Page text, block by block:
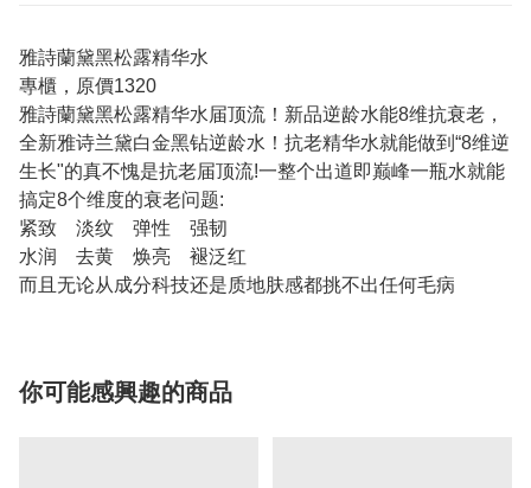
雅詩蘭黛黑松露精华水
專櫃，原價1320
雅詩蘭黛黑松露精华水届顶流！新品逆龄水能8维抗衰老，
全新雅诗兰黛白金黑钻逆龄水！抗老精华水就能做到“8维逆
生长"的真不愧是抗老届顶流!一整个出道即巅峰一瓶水就能
搞定8个维度的衰老问题:
紧致 淡纹 弹性 强韧
水润 去黄 焕亮 褪泛红
而且无论从成分科技还是质地肤感都挑不出任何毛病
你可能感興趣的商品